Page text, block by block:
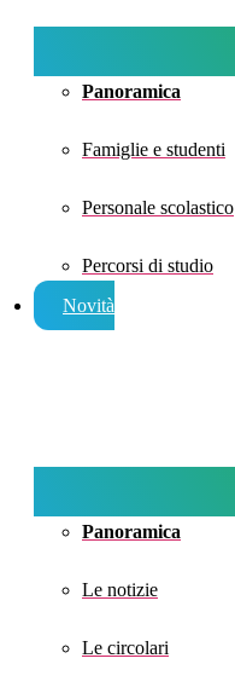
Panoramica
Famiglie e studenti
Personale scolastico
Percorsi di studio
Novità
Panoramica
Le notizie
Le circolari